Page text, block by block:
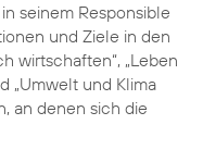
seinem Responsible
und Ziele in den
wirtschaften“, „Leben
„Umwelt und Klima
an denen sich die